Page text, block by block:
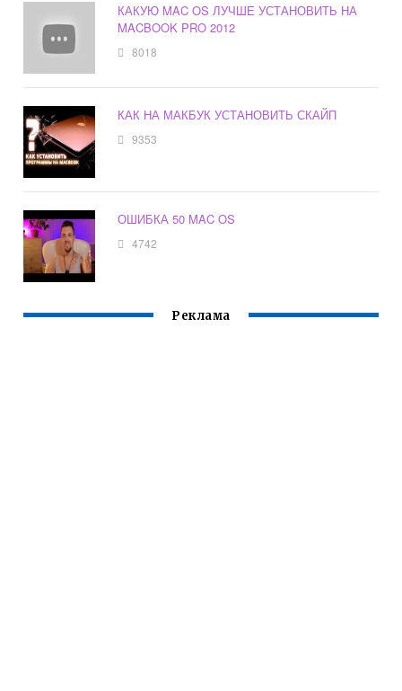
КАКУЮ MAC OS ЛУЧШЕ УСТАНОВИТЬ НА
MACBOOK PRO 2012
8018
КАК НА МАКБУК УСТАНОВИТЬ СКАЙП
9353
ОШИБКА 50 MAC OS
4742
Реклама